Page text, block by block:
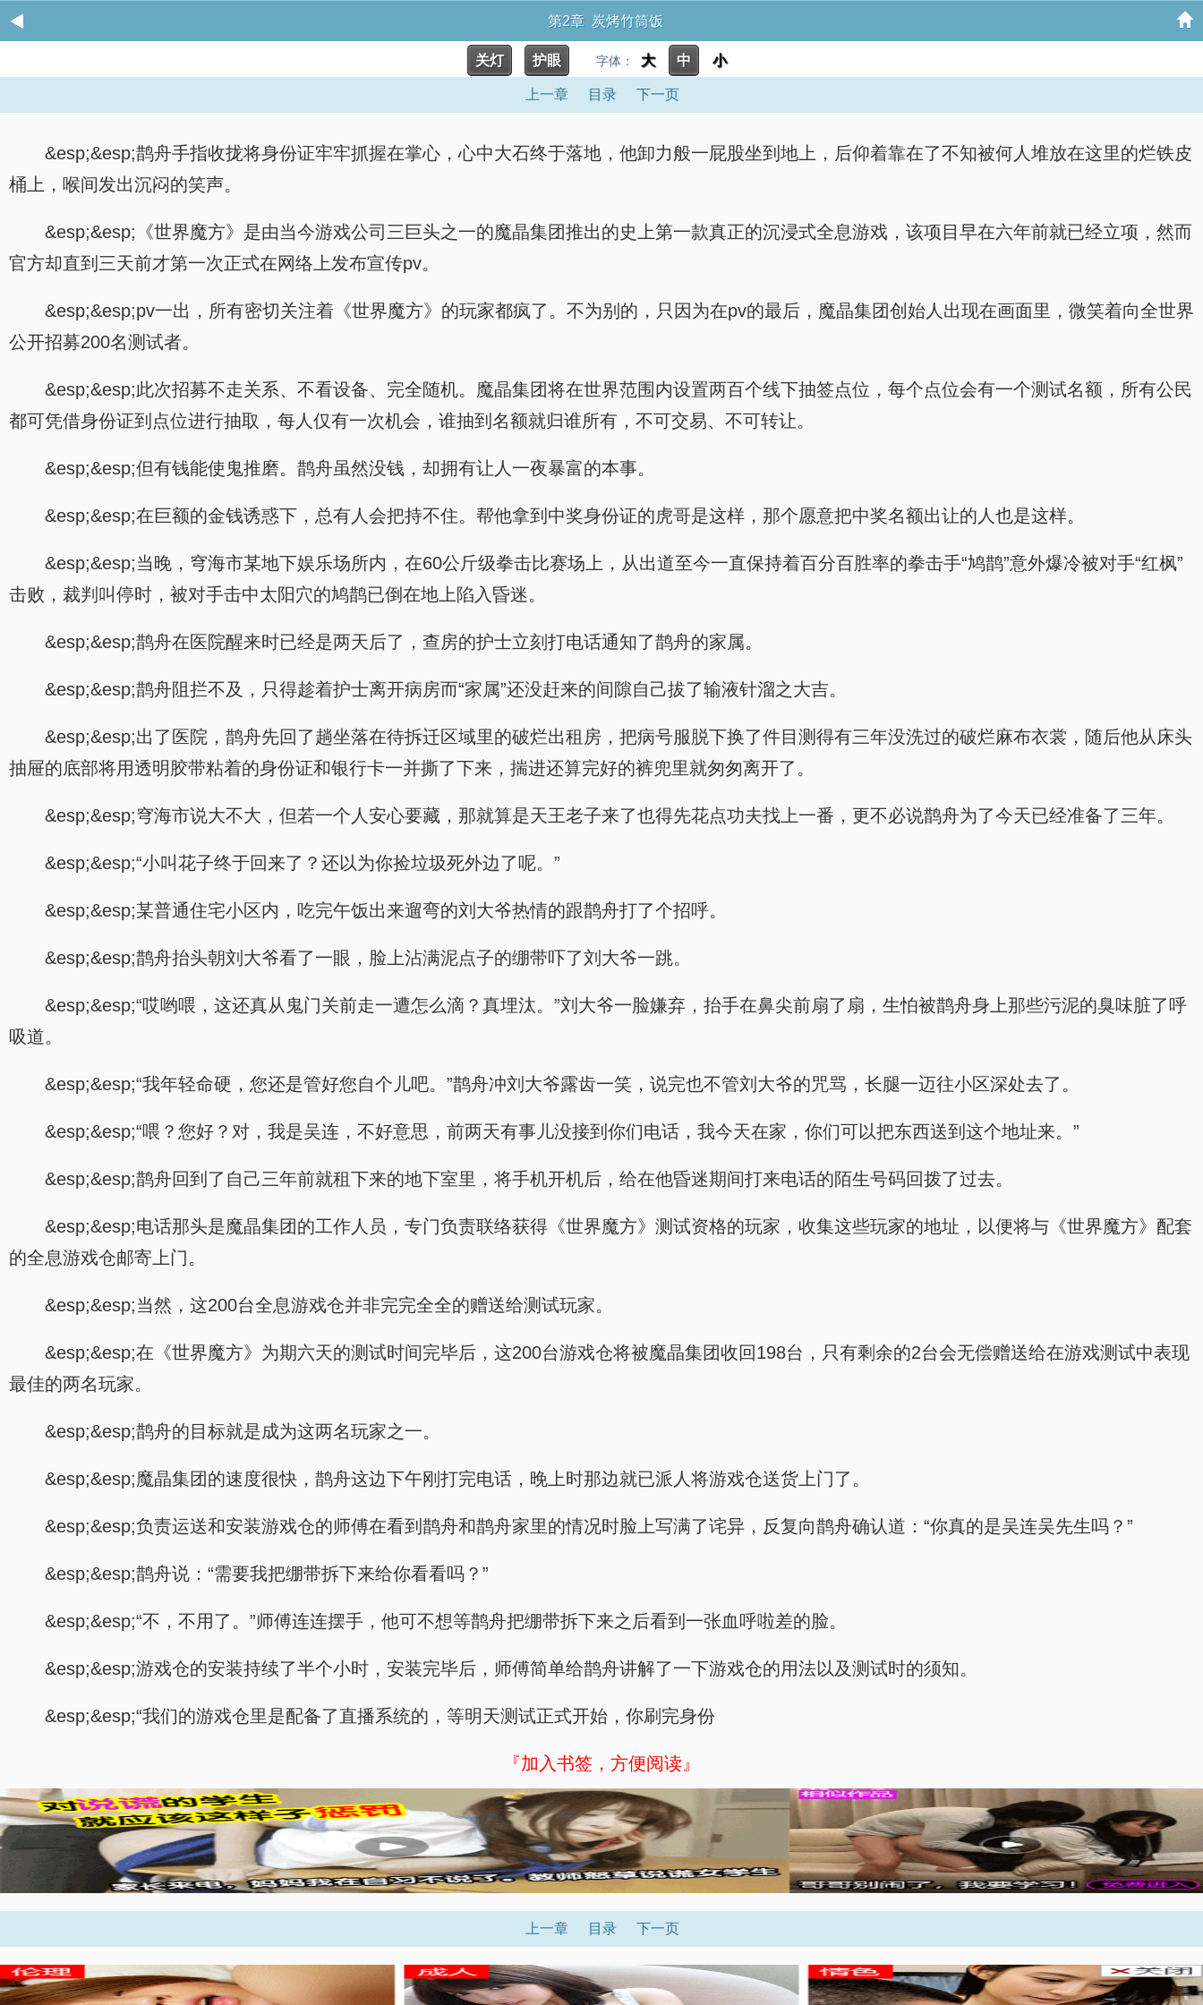
第2章 炭烤竹筒饭
关灯 护眼 字体： 大 中 小
上一章 目录 下一页
&esp;&esp;鹊舟手指收拢将身份证牢牢抓握在掌心，心中大石终于落地，他卸力般一屁股坐到地上，后仰着靠在了不知被何人堆放在这里的烂铁皮
桶上，喉间发出沉闷的笑声。
&esp;&esp;《世界魔方》是由当今游戏公司三巨头之一的魔晶集团推出的史上第一款真正的沉浸式全息游戏，该项目早在六年前就已经立项，然而
官方却直到三天前才第一次正式在网络上发布宣传pv。
&esp;&esp;pv一出，所有密切关注着《世界魔方》的玩家都疯了。不为别的，只因为在pv的最后，魔晶集团创始人出现在画面里，微笑着向全世界
公开招募200名测试者。
&esp;&esp;此次招募不走关系、不看设备、完全随机。魔晶集团将在世界范围内设置两百个线下抽签点位，每个点位会有一个测试名额，所有公民
都可凭借身份证到点位进行抽取，每人仅有一次机会，谁抽到名额就归谁所有，不可交易、不可转让。
&esp;&esp;但有钱能使鬼推磨。鹊舟虽然没钱，却拥有让人一夜暴富的本事。
&esp;&esp;在巨额的金钱诱惑下，总有人会把持不住。帮他拿到中奖身份证的虎哥是这样，那个愿意把中奖名额出让的人也是这样。
&esp;&esp;当晚，穹海市某地下娱乐场所内，在60公斤级拳击比赛场上，从出道至今一直保持着百分百胜率的拳击手“鸠鹊”意外爆冷被对手“红枫”
击败，裁判叫停时，被对手击中太阳穴的鸠鹊已倒在地上陷入昏迷。
&esp;&esp;鹊舟在医院醒来时已经是两天后了，查房的护士立刻打电话通知了鹊舟的家属。
&esp;&esp;鹊舟阻拦不及，只得趁着护士离开病房而“家属”还没赶来的间隙自己拔了输液针溜之大吉。
&esp;&esp;出了医院，鹊舟先回了趟坐落在待拆迁区域里的破烂出租房，把病号服脱下换了件目测得有三年没洗过的破烂麻布衣裳，随后他从床头
抽屉的底部将用透明胶带粘着的身份证和银行卡一并撕了下来，揣进还算完好的裤兜里就匆匆离开了。
&esp;&esp;穹海市说大不大，但若一个人安心要藏，那就算是天王老子来了也得先花点功夫找上一番，更不必说鹊舟为了今天已经准备了三年。
&esp;&esp;“小叫花子终于回来了？还以为你捡垃圾死外边了呢。”
&esp;&esp;某普通住宅小区内，吃完午饭出来遛弯的刘大爷热情的跟鹊舟打了个招呼。
&esp;&esp;鹊舟抬头朝刘大爷看了一眼，脸上沾满泥点子的绷带吓了刘大爷一跳。
&esp;&esp;“哎哟喂，这还真从鬼门关前走一遭怎么滴？真埋汰。”刘大爷一脸嫌弃，抬手在鼻尖前扇了扇，生怕被鹊舟身上那些污泥的臭味脏了呼
吸道。
&esp;&esp;“我年轻命硬，您还是管好您自个儿吧。”鹊舟冲刘大爷露齿一笑，说完也不管刘大爷的咒骂，长腿一迈往小区深处去了。
&esp;&esp;“喂？您好？对，我是吴连，不好意思，前两天有事儿没接到你们电话，我今天在家，你们可以把东西送到这个地址来。”
&esp;&esp;鹊舟回到了自己三年前就租下来的地下室里，将手机开机后，给在他昏迷期间打来电话的陌生号码回拨了过去。
&esp;&esp;电话那头是魔晶集团的工作人员，专门负责联络获得《世界魔方》测试资格的玩家，收集这些玩家的地址，以便将与《世界魔方》配套
的全息游戏仓邮寄上门。
&esp;&esp;当然，这200台全息游戏仓并非完完全全的赠送给测试玩家。
&esp;&esp;在《世界魔方》为期六天的测试时间完毕后，这200台游戏仓将被魔晶集团收回198台，只有剩余的2台会无偿赠送给在游戏测试中表现
最佳的两名玩家。
&esp;&esp;鹊舟的目标就是成为这两名玩家之一。
&esp;&esp;魔晶集团的速度很快，鹊舟这边下午刚打完电话，晚上时那边就已派人将游戏仓送货上门了。
&esp;&esp;负责运送和安装游戏仓的师傅在看到鹊舟和鹊舟家里的情况时脸上写满了诧异，反复向鹊舟确认道：“你真的是吴连吴先生吗？”
&esp;&esp;鹊舟说：“需要我把绷带拆下来给你看看吗？”
&esp;&esp;“不，不用了。”师傅连连摆手，他可不想等鹊舟把绷带拆下来之后看到一张血呼啦差的脸。
&esp;&esp;游戏仓的安装持续了半个小时，安装完毕后，师傅简单给鹊舟讲解了一下游戏仓的用法以及测试时的须知。
&esp;&esp;“我们的游戏仓里是配备了直播系统的，等明天测试正式开始，你刷完身份
『加入书签，方便阅读』
上一章 目录 下一页